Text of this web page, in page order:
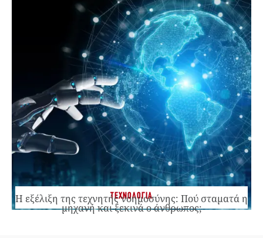
ΤΕΧΝΟΛΟΓΙΑ
Η εξέλιξη της τεχνητής νοημοσύνης: Πού σταματά η
μηχανή και ξεκινά ο άνθρωπος;